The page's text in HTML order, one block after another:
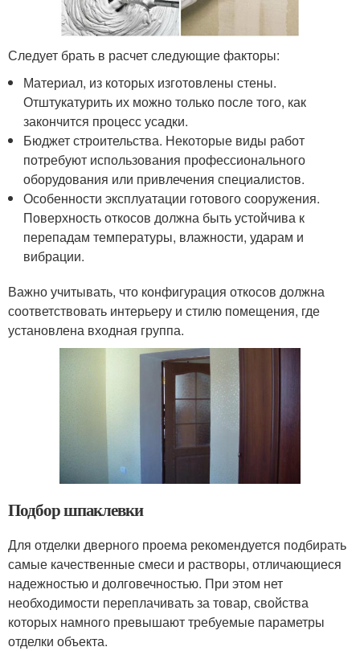
Следует брать в расчет следующие факторы:
Материал, из которых изготовлены стены.
Отштукатурить их можно только после того, как
закончится процесс усадки.
Бюджет строительства. Некоторые виды работ
потребуют использования профессионального
оборудования или привлечения специалистов.
Особенности эксплуатации готового сооружения.
Поверхность откосов должна быть устойчива к
перепадам температуры, влажности, ударам и
вибрации.
Важно учитывать, что конфигурация откосов должна
соответствовать интерьеру и стилю помещения, где
установлена входная группа.
Подбор шпаклевки
Для отделки дверного проема рекомендуется подбирать
самые качественные смеси и растворы, отличающиеся
надежностью и долговечностью. При этом нет
необходимости переплачивать за товар, свойства
которых намного превышают требуемые параметры
отделки объекта.